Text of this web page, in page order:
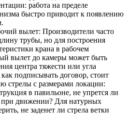
работа на пределе
быстро приводит к появлению
вылет: Производители часто
трубы, но для построения
крана в рабочем
вылет до камеры может быть
центра тяжести или угла
подписывать договор, стоит
стрелы с размерами локации:
в павильоне, не упрется ли
при движении? Для натурных
не заденет ли стрела ветки